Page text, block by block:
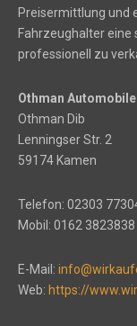
Preisermittlung und
Fahrzeughalter eine
professionell zu
Othman Automobile
Othman Dib
Lenningser Str. 2
59174 Kamen
Telefon: 02303
Mobil: 0162 3823838
E-Mail:
Web: https://